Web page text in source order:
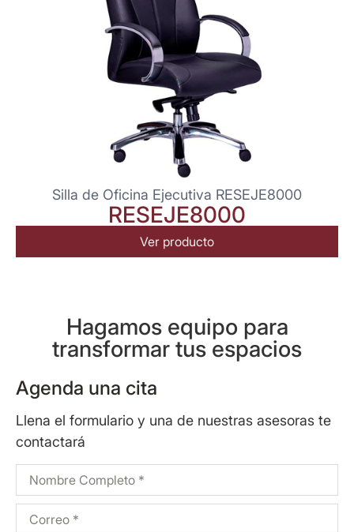
Silla de Oficina Ejecutiva RESEJE8000
RESEJE8000
Ver producto
Hagamos equipo para
transformar tus espacios
Agenda una cita
Llena el formulario y una de nuestras asesoras te
contactará